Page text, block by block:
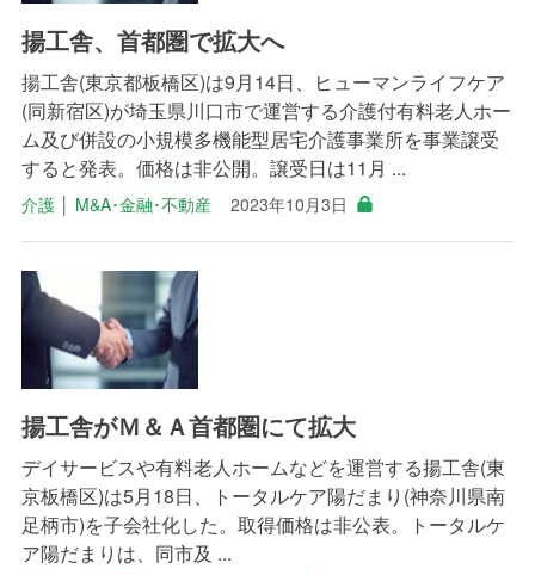
揚工舎、首都圏で拡大へ
揚工舎(東京都板橋区)は9月14日、ヒューマンライフケア
(同新宿区)が埼玉県川口市で運営する介護付有料老人ホー
ム及び併設の小規模多機能型居宅介護事業所を事業譲受
すると発表。価格は非公開。譲受日は11月 ...
介護│ M&A･金融･不動産 2023年10月3日
揚工舎がＭ＆Ａ首都圏にて拡大
デイサービスや有料老人ホームなどを運営する揚工舎(東
京板橋区)は5月18日、トータルケア陽だまり(神奈川県南
足柄市)を子会社化した。取得価格は非公表。トータルケ
ア陽だまりは、同市及 ...